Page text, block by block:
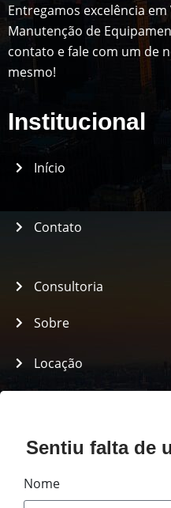
Entregamos excelência em
Manutenção de
contato e fale com um de
mesmo!
Institucional
Início
Contato
Consultoria
Sobre
Locação
Políticas
Sentiu falta de
Nome